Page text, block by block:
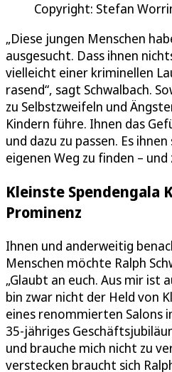
Copyright: Stefan
„Diese jungen Menschen
ausgesucht. Dass ihnen
vielleicht einer kriminellen
rasend“, sagt Schwalbach.
zu Selbstzweifeln und
Kindern führe. Ihnen das
und dazu zu passen. Es
eigenen Weg zu finden – und
Kleinste Spendengala
Prominenz
Ihnen und anderweitig
Menschen möchte Ralph
„Glaubt an euch. Aus mir ist
bin zwar nicht der Held von
eines renommierten Salons
35-jähriges
und brauche mich nicht zu
verstecken braucht sich